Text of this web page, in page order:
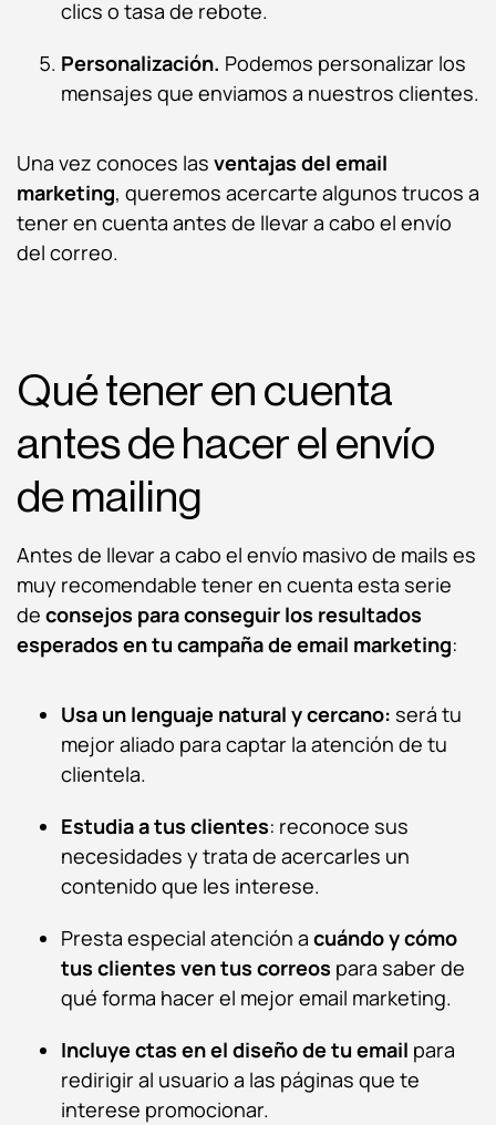
clics o tasa de rebote.
Personalización. Podemos personalizar los
mensajes que enviamos a nuestros clientes.
Una vez conoces las ventajas del email
marketing, queremos acercarte algunos trucos a
tener en cuenta antes de llevar a cabo el envío
del correo.
Qué tener en cuenta
antes de hacer el envío
de mailing
Antes de llevar a cabo el envío masivo de mails es
muy recomendable tener en cuenta esta serie
de consejos para conseguir los resultados
esperados en tu campaña de email marketing:
Usa un lenguaje natural y cercano: será tu
mejor aliado para captar la atención de tu
clientela.
Estudia a tus clientes: reconoce sus
necesidades y trata de acercarles un
contenido que les interese.
Presta especial atención a cuándo y cómo
tus clientes ven tus correos para saber de
qué forma hacer el mejor email marketing.
Incluye ctas en el diseño de tu email para
redirigir al usuario a las páginas que te
interese promocionar.